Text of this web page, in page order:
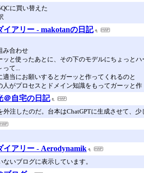
に買い替えた
イアリー - makotanの日記
み合わせ
と使ったあとに、その下のモデルにちょっと
って...
当にお願いするとガーッと作ってくれるのと
がプロセスとドメイン知識をもってガーッと作
＠自宅の日記
注したのだ。台本はChatGPTに生成させて、少
イアリー - Aerodynamik
いブログに表示しています。